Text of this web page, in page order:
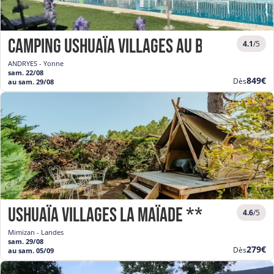
Camping Ushuaïa Villages Au Bois Joli
ANDRYES - Yonne
4.1/5
sam. 22/08
au sam. 29/08
Dès
prix
849€
Ushuaïa Villages La Maïade ***
Mimizan - Landes
4.6/5
sam. 29/08
au sam. 05/09
Dès
prix
279€